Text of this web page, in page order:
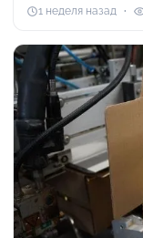
1 неделя назад